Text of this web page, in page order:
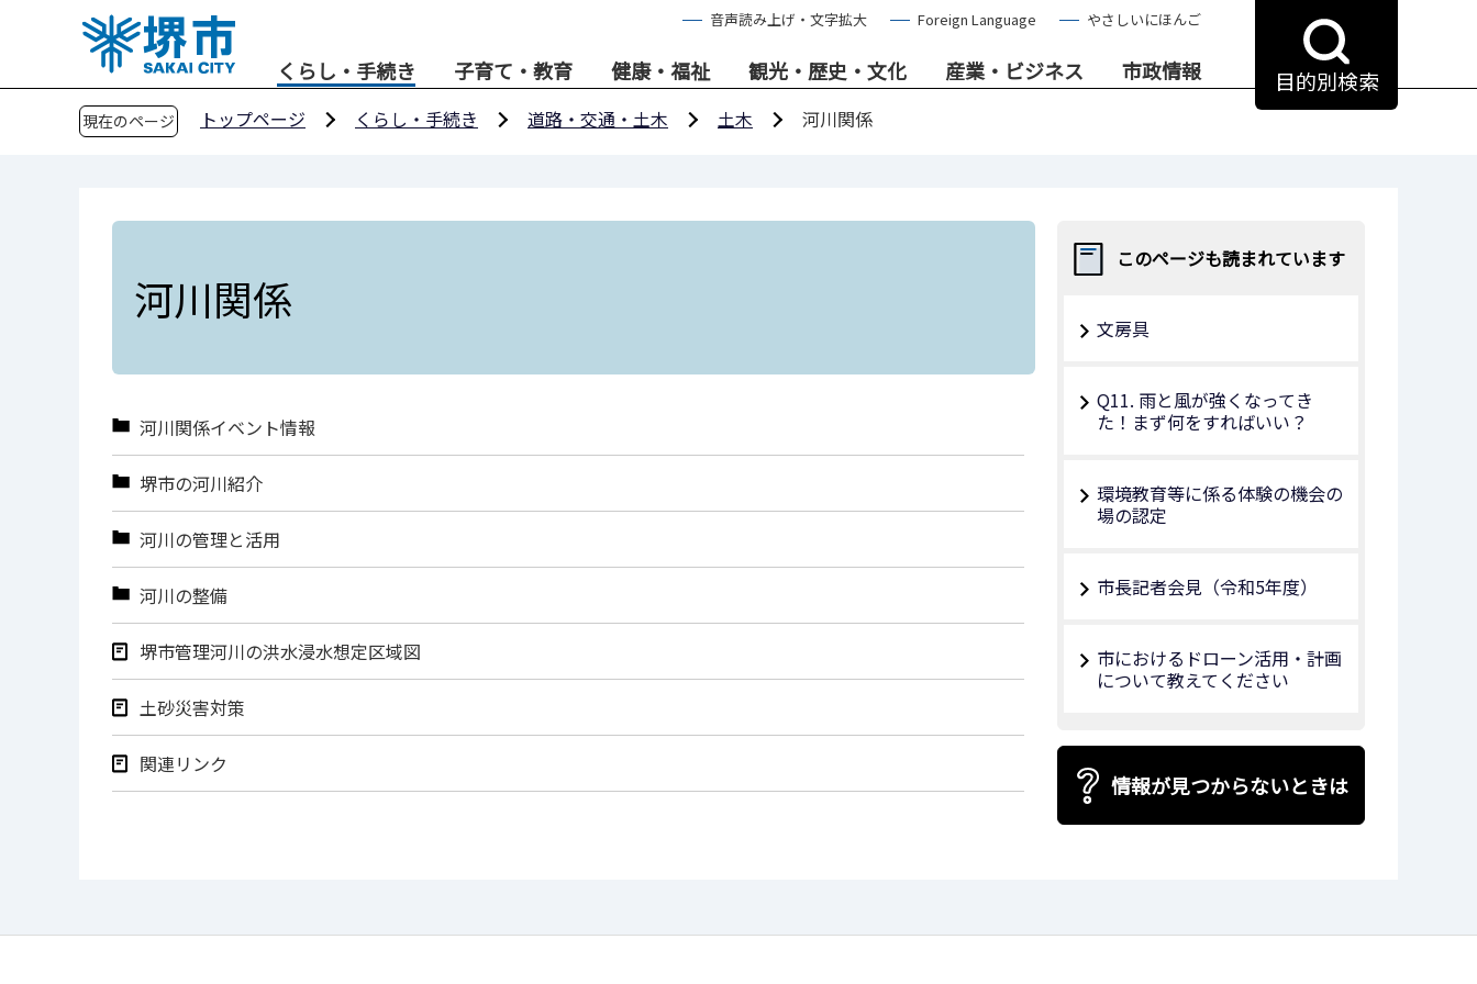
音声読み上げ・文字拡大 Foreign Language やさしいにほんご
くらし・手続き 子育て・教育 健康・福祉 観光・歴史・文化 産業・ビジネス 市政情報 目的別検索
現在のページ トップページ くらし・手続き 道路・交通・土木 土木 河川関係
河川関係
河川関係イベント情報
堺市の河川紹介
河川の管理と活用
河川の整備
堺市管理河川の洪水浸水想定区域図
土砂災害対策
関連リンク
このページも読まれています
文房具
Q11. 雨と風が強くなってき
た！まず何をすればいい？
環境教育等に係る体験の機会の
場の認定
市長記者会見（令和5年度）
市におけるドローン活用・計画
について教えてください
情報が見つからないときは